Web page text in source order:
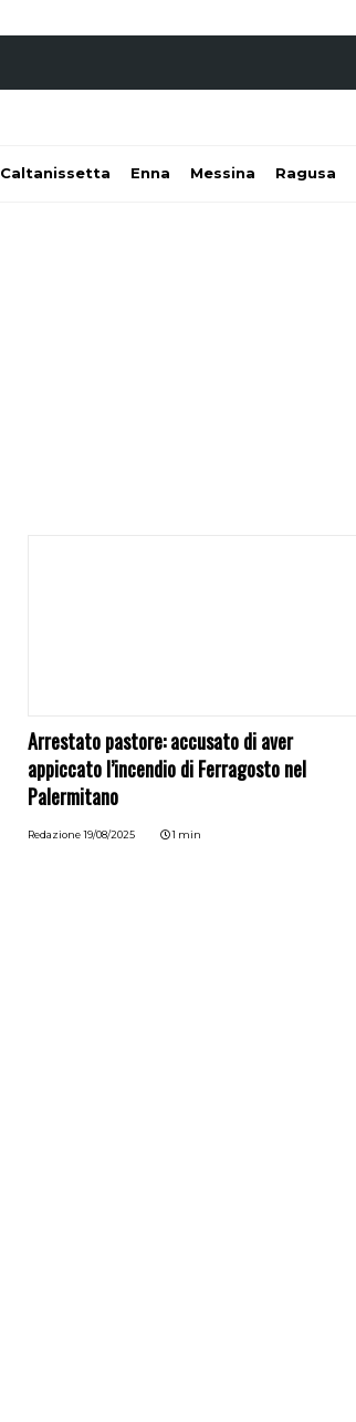
Caltanissetta Enna Messina Ragusa
Arrestato pastore: accusato di aver
appiccato l’incendio di Ferragosto nel
Palermitano
Redazione 19/08/2025 1 min